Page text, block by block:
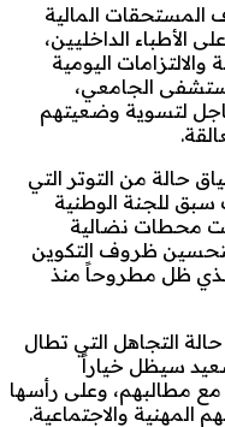
المالية
الأطباء الداخليين،
اليومية
الجامعي،
لتسوية وضعيتهم
حالة من التوتر التي
للجنة الوطنية
محطات نضالية
ظروف التكوين
ظل مطروحاً منذ
التجاهل التي تطال
سيظل خياراً
مطالبهم، وعلى رأسها
والاجتماعية.